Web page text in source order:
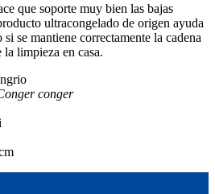
que soporte muy bien las bajas
ultracongelado de origen ayuda
se mantiene correctamente la cadena
la limpieza en casa.
conger